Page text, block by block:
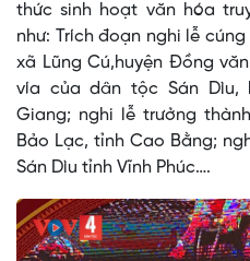
thức sinh hoạt văn hóa
như: Trích đoạn nghi lễ
xã Lũng Cú,huyện Đồng
vía của dân tộc Sán Dìu,
Giang; nghi lễ trưởng
Bảo Lạc, tỉnh Cao Bằng;
Sán Dìu tỉnh Vĩnh Phúc….